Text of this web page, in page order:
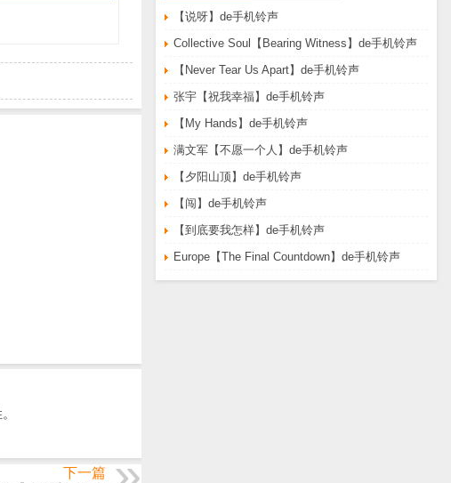
【说呀】de手机铃声
Collective Soul【Bearing Witness】de手机铃声
【Never Tear Us Apart】de手机铃声
张宇【祝我幸福】de手机铃声
【My Hands】de手机铃声
满文军【不愿一个人】de手机铃声
【夕阳山顶】de手机铃声
【闯】de手机铃声
【到底要我怎样】de手机铃声
Europe【The Final Countdown】de手机铃声
下一篇